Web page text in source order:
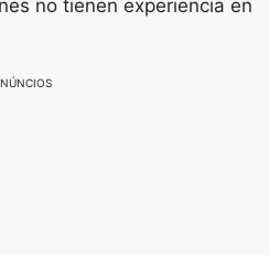
no tienen experiencia en